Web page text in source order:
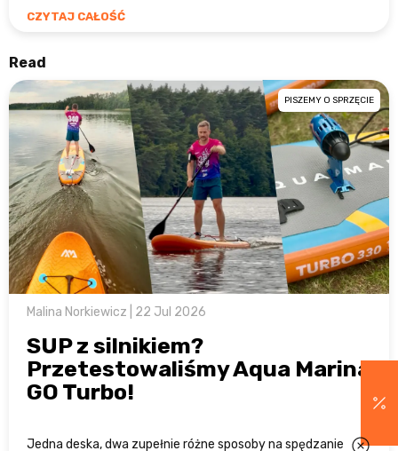
CZYTAJ CAŁOŚĆ
Read
PISZEMY O SPRZĘCIE
Malina Norkiewicz | 22 Jul 2026
SUP z silnikiem?
Przetestowaliśmy Aqua Marina
GO Turbo!
Jedna deska, dwa zupełnie różne sposoby na spędzanie